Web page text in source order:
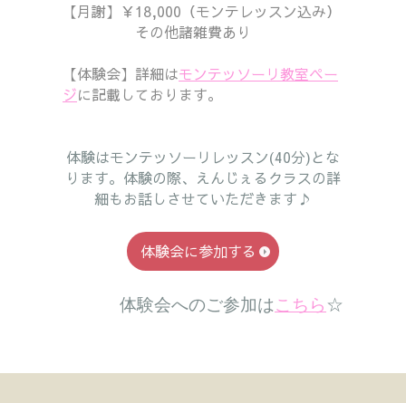
【月謝】￥18,000（モンテレッスン込み）
その他諸雑費あり
【体験会】詳細はモンテッソーリ教室ペー
ジに記載しております。
体験はモンテッソーリレッスン(40分)とな
ります。体験の際、えんじぇるクラスの詳
細もお話しさせていただきます♪
体験会に参加する
体験会へのご参加はこちら☆